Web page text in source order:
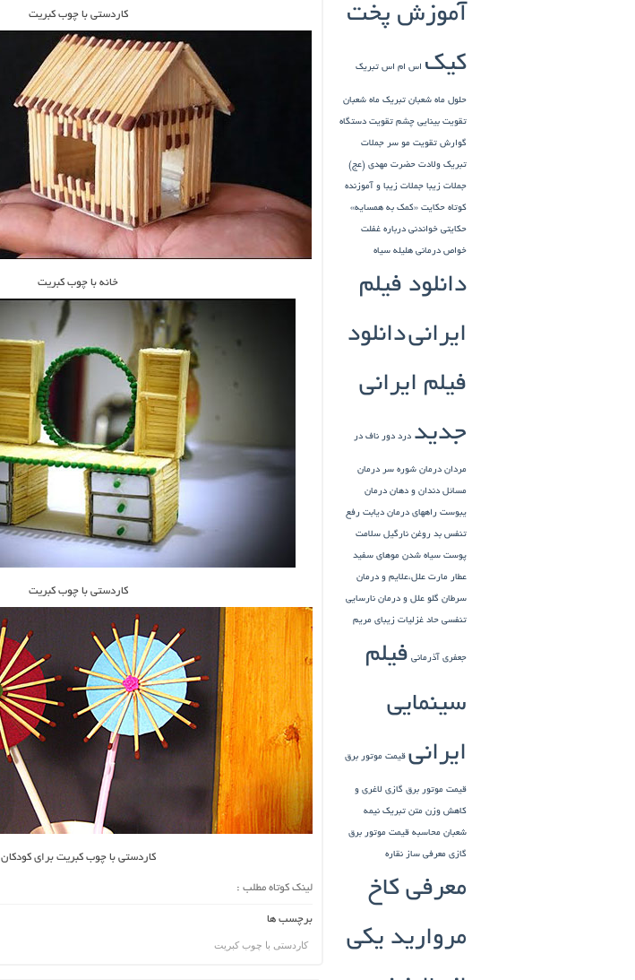
کاردستی با چوب کبریت
خانه با چوب کبریت
کاردستی با چوب کبریت
کاردستی با چوب کبریت برای کودکان
لینک کوتاه مطلب :
برچسب ها
کاردستی با چوب کبریت
آموزش پخت
کیک اس ام اس تبریک
حلول ماه شعبان تبریک ماه شعبان
تقویت بینایی چشم تقویت دستگاه
گوارش تقویت مو سر جملات
تبریک ولادت حضرت مهدی (عج)
جملات زیبا جملات زیبا و آموزنده
کوتاه حکایت «کمک به همسایه»
حکایتی خواندنی درباره غفلت
خواص درمانی هلیله سیاه
دانلود فیلم
ایرانیدانلود
فیلم ایرانی
جدید درد دور ناف در
مردان درمان شوره سر درمان
مسائل دندان و دهان درمان
یبوست راههای درمان دیابت رفع
تنفس بد روغن نارگیل سلامت
پوست سیاه شدن موهای سفید
عطار مارت علل،علایم و درمان
سرطان گلو علل و درمان نارسایی
تنفسی حاد غزلیات زیبای مریم
جعفری آذرمانی فیلم
سینمایی
ایرانی قیمت موتور برق
قیمت موتور برق گازی لاغری و
کاهش وزن متن تبریک نیمه
شعبان محاسبه قیمت موتور برق
گازی معرفی ساز نقاره
معرفی کاخ
مروارید یکی